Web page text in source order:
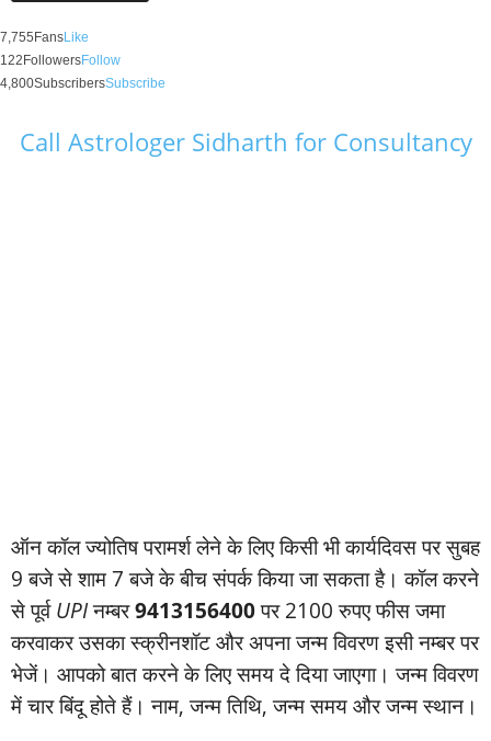
7,755FansLike
122FollowersFollow
4,800SubscribersSubscribe
Call Astrologer Sidharth for Consultancy
ऑन कॉल ज्‍योतिष परामर्श लेने के लिए किसी भी कार्यदिवस पर सुबह
9 बजे से शाम 7 बजे के बीच संपर्क किया जा सकता है। कॉल करने
से पूर्वUPIनम्‍बर9413156400पर 2100 रुपए फीस जमा
करवाकर उसका स्‍क्रीनशॉट और अपना जन्‍म विवरण इसी नम्‍बर पर
भेजें। आपको बात करने के लिए समय दे दिया जाएगा। जन्‍म विवरण
में चार बिंदू होते हैं। नाम, जन्‍म तिथि, जन्‍म समय और जन्‍म स्‍थान।